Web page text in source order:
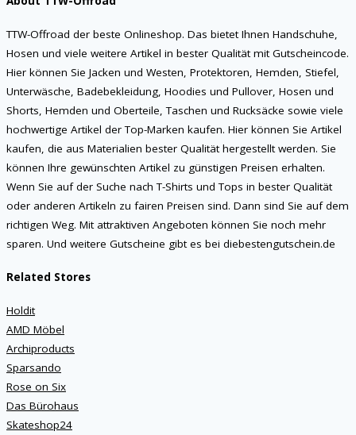
TTW-Offroad der beste Onlineshop. Das bietet Ihnen Handschuhe,
Hosen und viele weitere Artikel in bester Qualität mit Gutscheincode.
Hier können Sie Jacken und Westen, Protektoren, Hemden, Stiefel,
Unterwäsche, Badebekleidung, Hoodies und Pullover, Hosen und
Shorts, Hemden und Oberteile, Taschen und Rucksäcke sowie viele
hochwertige Artikel der Top-Marken kaufen. Hier können Sie Artikel
kaufen, die aus Materialien bester Qualität hergestellt werden. Sie
können Ihre gewünschten Artikel zu günstigen Preisen erhalten.
Wenn Sie auf der Suche nach T-Shirts und Tops in bester Qualität
oder anderen Artikeln zu fairen Preisen sind. Dann sind Sie auf dem
richtigen Weg. Mit attraktiven Angeboten können Sie noch mehr
sparen. Und weitere Gutscheine gibt es bei diebestengutschein.de
Related Stores
Holdit
AMD Möbel
Archiproducts
Sparsando
Rose on Six
Das Bürohaus
Skateshop24